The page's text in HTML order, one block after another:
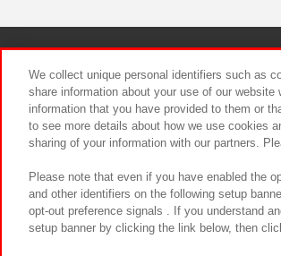
We collect unique personal identifiers such as
share information about your use of our
information that you have provided to them or
to see more details about how we use cookies
sharing of your information with our partners.
Please note that even if you have enabled the
and other identifiers on the following setup
opt-out preference signals . If you understand
setup banner by clicking the link below, then